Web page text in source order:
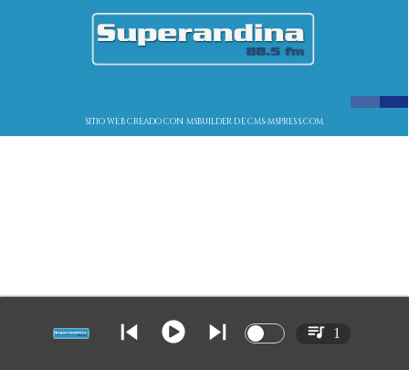
SITIO WEB CREADO CON MSBUILDER DE CMS-MSPRESS.COM
1